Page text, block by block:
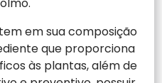
em sua composição
que proporciona
às plantas, além de